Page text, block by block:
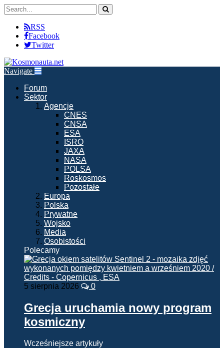
RSS
Facebook
Twitter
Navigate
Forum
Sektor
Agencje
CNES
CNSA
ESA
ISRO
JAXA
NASA
POLSA
Roskosmos
Pozostałe
Europa
Polska
Prywatne
Wojsko
Media
Osobistości
Polecamy
5 sierpnia 2026 0
Grecja uruchamia nowy program
kosmiczny
Wcześniejsze artykuły